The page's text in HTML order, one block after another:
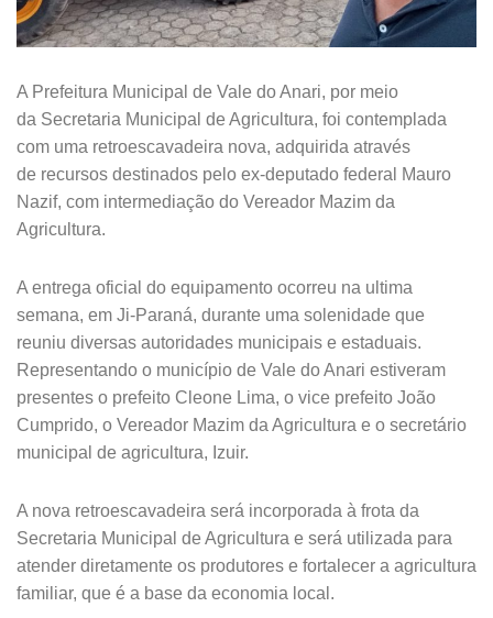
A Prefeitura Municipal de Vale do Anari, por meio
da Secretaria Municipal de Agricultura, foi contemplada
com uma retroescavadeira nova, adquirida através
de recursos destinados pelo ex-deputado federal Mauro
Nazif, com intermediação do Vereador Mazim da
Agricultura.
A entrega oficial do equipamento ocorreu na ultima
semana, em Ji-Paraná, durante uma solenidade que
reuniu diversas autoridades municipais e estaduais.
Representando o município de Vale do Anari estiveram
presentes o prefeito Cleone Lima, o vice prefeito João
Cumprido, o Vereador Mazim da Agricultura e o secretário
municipal de agricultura, Izuir.
A nova retroescavadeira será incorporada à frota da
Secretaria Municipal de Agricultura e será utilizada para
atender diretamente os produtores e fortalecer a agricultura
familiar, que é a base da economia local.